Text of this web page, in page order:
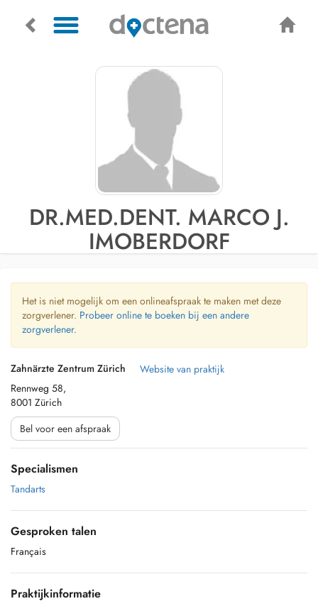
DR.MED.DENT. MARCO J.
IMOBERDORF
Het is niet mogelijk om een onlineafspraak te maken met deze
zorgverlener. Probeer online te boeken bij een andere
zorgverlener.
Zahnärzte Zentrum Zürich
Rennweg 58,
8001 Zürich
Website van praktijk
Bel voor een afspraak
Specialismen
Tandarts
Gesproken talen
Français
Praktijkinformatie